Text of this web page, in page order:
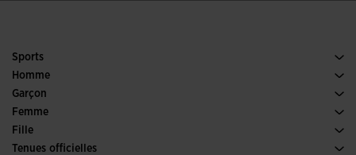
Sports
Running
Football
Padel
Trail Running
Homme
Chaussures Homme
Sports
Garçon
Voir tous les vêtements Garçon
Femme
Chaussures Femme
Sports
Fille
Voir tous les vêtements Fille
Tenues officielles